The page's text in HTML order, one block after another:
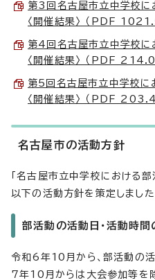
第3回名古屋市立中学校に
〈開催結果〉 （PDF
第4回名古屋市立中学校に
〈開催結果〉 （PDF
第5回名古屋市立中学校に
〈開催結果〉 （PDF
名古屋市の活動方針
「名古屋市立中学校における部
以下の活動方針を策定しました
部活動の活動日・活動時間
令和6年10月から、部活動の
7年10月からは大会参加等を